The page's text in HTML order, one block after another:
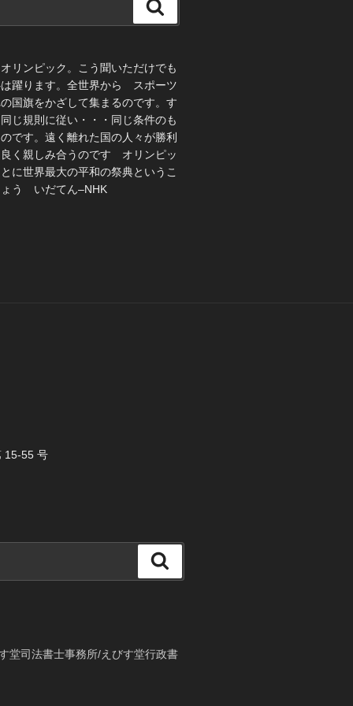
索
リンピック。こう聞いただけでも
躍ります。全世界から スポーツ
国旗をかざして集まるのです。す
じ規則に従い・・・同じ条件のも
です。遠く離れた国の人々が勝利
く親しみ合うのです オリンピッ
に世界最大の平和の祭典というこ
ょう いだてん–NHK
15-55 号
索
堂司法書士事務所/えびす堂行政書